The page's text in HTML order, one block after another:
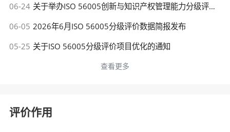
06-24 关于举办ISO 56005创新与知识产权管理能力分级评价人员考试的通知
06-05 2026年6月ISO 56005分级评价数据简报发布
05-25 关于ISO 56005分级评价项目优化的通知
查看更多
评价作用